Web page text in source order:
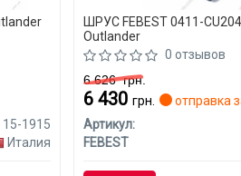
15-1915
Италия
ШРУС FEBEST 0411-
Outlander
0 отзывов
6 626грн.
6 430грн.
отправка
Артикул:
FEBEST